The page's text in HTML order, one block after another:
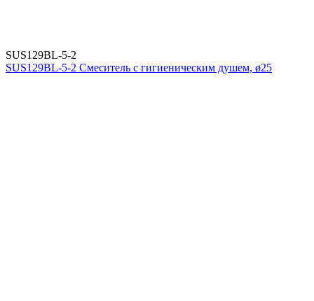
SUS129BL-5-2
SUS129BL-5-2 Смеситель с гигиеническим душем, ø25